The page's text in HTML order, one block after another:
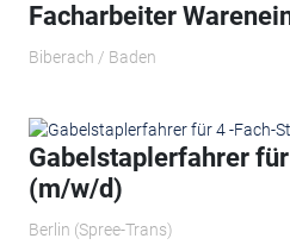
Facharbeiter
Biberach / Baden
Gabelstaplerfahrer
(m/w/d)
Berlin (Spree-Trans)